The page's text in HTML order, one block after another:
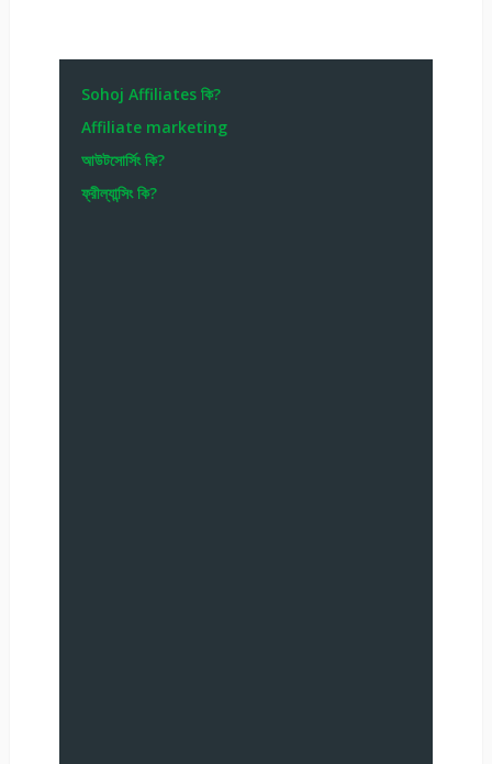
Sohoj Affiliates কি?
Affiliate marketing
আউটসোর্সিং কি?
ফ্রীল্যান্সিং কি?